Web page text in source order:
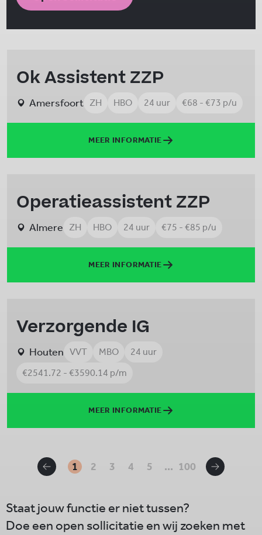
Ok Assistent ZZP
Amersfoort ZH HBO 24 uur €68 - €73 p/u
MEER INFORMATIE
Operatieassistent ZZP
Almere ZH HBO 24 uur €75 - €85 p/u
MEER INFORMATIE
Verzorgende IG
Houten VVT MBO
24 uur
€2541.72 - €3590.14 p/m
MEER INFORMATIE
1 2 3 4 5 ... 100
Staat jouw functie er niet tussen?
Doe een open sollicitatie en wij zoeken met